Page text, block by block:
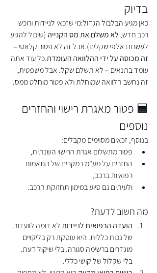
בדיוק
כאן מגיע הבלבול הגדול:מי שזכאי לניידות ורוכש
רכב חדש, לא משלם את מס הקנייה (שיכול להגיע
לעשרות אלפי שקלים).אבל זה לא פטור קלאסי –
זה מכוסה על ידי ההלוואה העומדת.כל עוד אתה
עומד בתנאים – לא תשלם שקל. אבל משפטית,
זה נחשב הלוואה שמוחלת ולא פטור מוחלט ממס.
🟦 פטור מאגרת רישוי והחזרים
נוספים
בנוסף, זכאים מסוימים מקבלים:
פטור מתשלום אגרת הרישוי השנתית,
החזרים על מע"מ במקרים של התאמות
רפואיות ברכב,
ולעיתים גם סיוע במימון תחזוקת הרכב.
מה חשוב לדעת?
הועדה הרפואית לניידות לא דומה לוועדות
של נכות כללית. היא עוסקת רק בליקויים
מוגדרים ברשימה סגורה. בלי שיקול דעת.
בלי שקלול של קושי כללי.